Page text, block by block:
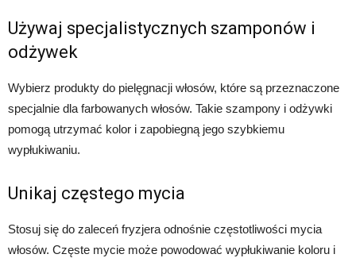
Używaj specjalistycznych szamponów i
odżywek
Wybierz produkty do pielęgnacji włosów, które są przeznaczone
specjalnie dla farbowanych włosów. Takie szampony i odżywki
pomogą utrzymać kolor i zapobiegną jego szybkiemu
wypłukiwaniu.
Unikaj częstego mycia
Stosuj się do zaleceń fryzjera odnośnie częstotliwości mycia
włosów. Częste mycie może powodować wypłukiwanie koloru i